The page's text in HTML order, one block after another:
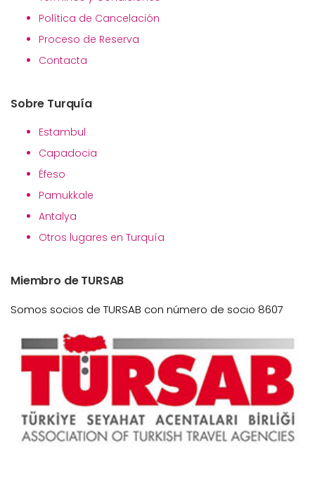
Política de Cancelación
Proceso de Reserva
Contacta
Sobre Turquía
Estambul
Capadocia
Éfeso
Pamukkale
Antalya
Otros lugares en Turquía
Miembro de TURSAB
Somos socios de TURSAB con número de socio 8607